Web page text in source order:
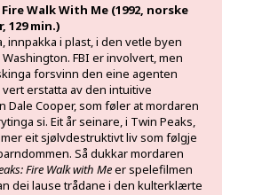
Walk With Me (1992, norske
129 min.)
innpakka i plast, i den vetle byen
FBI er involvert, men
forsvinn den eine agenten
erstatta av den intuitive
Dale Cooper, som føler at mordaren
si. Eit år seinare, i Twin Peaks,
eit sjølvdestruktivt liv som følgje
Så dukkar mordaren
Fire Walk with Meer spelefilmen
dei lause trådane i den kulterklærte